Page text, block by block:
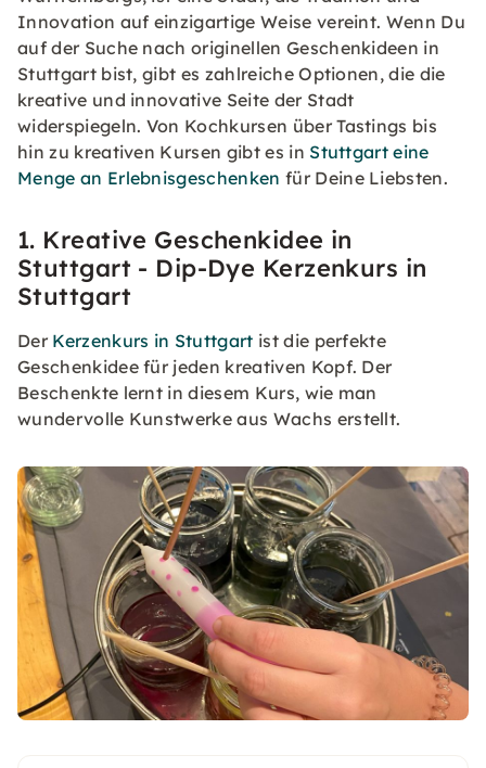
Innovation auf einzigartige Weise vereint. Wenn Du
auf der Suche nach originellen Geschenkideen in
Stuttgart bist, gibt es zahlreiche Optionen, die die
kreative und innovative Seite der Stadt
widerspiegeln. Von Kochkursen über Tastings bis
hin zu kreativen Kursen gibt es in Stuttgart eine
Menge an Erlebnisgeschenken für Deine Liebsten.
1. Kreative Geschenkidee in
Stuttgart - Dip-Dye Kerzenkurs in
Stuttgart
Der Kerzenkurs in Stuttgart ist die perfekte
Geschenkidee für jeden kreativen Kopf. Der
Beschenkte lernt in diesem Kurs, wie man
wundervolle Kunstwerke aus Wachs erstellt.